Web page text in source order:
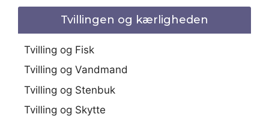
Tvillingen og kærligheden
Tvilling og Fisk
Tvilling og Vandmand
Tvilling og Stenbuk
Tvilling og Skytte